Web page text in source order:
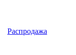
Распродажа